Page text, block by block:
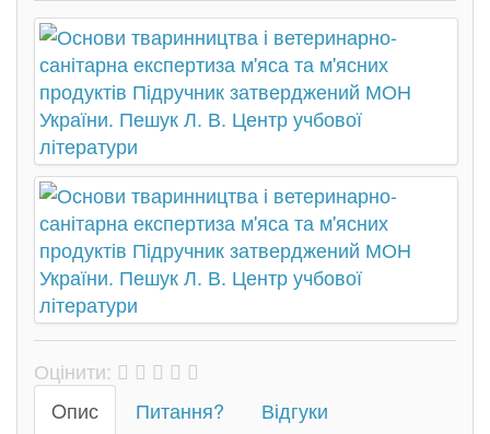
Оцінити:
Oпис
Питання?
Відгуки